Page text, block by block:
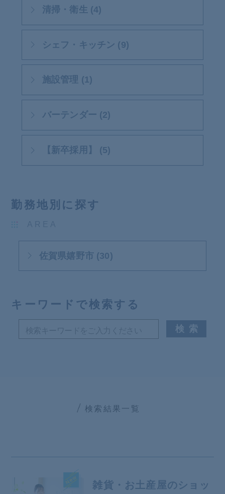
清掃・衛生 (4)
シェフ・キッチン (9)
施設管理 (1)
バーテンダー (2)
【新卒採用】 (5)
勤務地別に探す
佐賀県嬉野市 (30)
キーワードで検索する
検索結果一覧
雑貨・お土産屋のショッ